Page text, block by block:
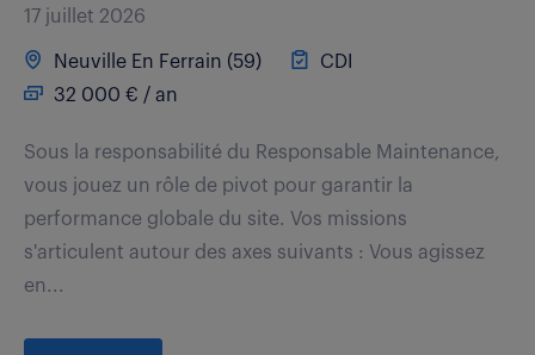
17 juillet 2026
Neuville En Ferrain (59)
CDI
32 000 € / an
Sous la responsabilité du Responsable Maintenance,
vous jouez un rôle de pivot pour garantir la
performance globale du site. Vos missions
s'articulent autour des axes suivants : Vous agissez
en...